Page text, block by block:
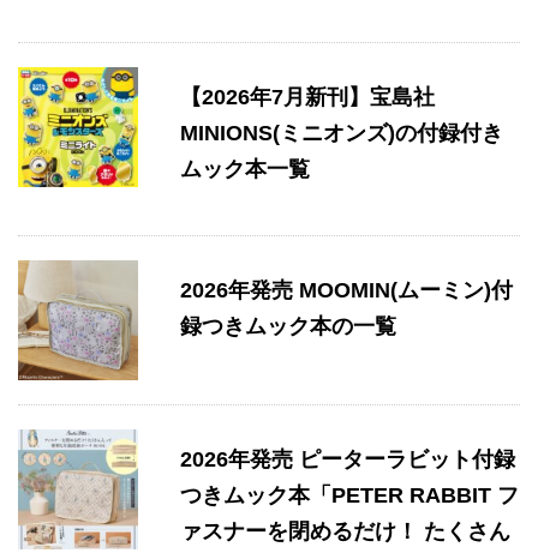
【2026年7月新刊】宝島社
MINIONS(ミニオンズ)の付録付き
ムック本一覧
2026年発売 MOOMIN(ムーミン)付
録つきムック本の一覧
2026年発売 ピーターラビット付録
つきムック本「PETER RABBIT フ
ァスナーを閉めるだけ！ たくさん